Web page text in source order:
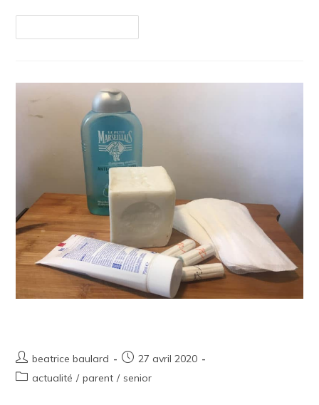
beatrice baulard
27 avril 2020
actualité / parent / senior